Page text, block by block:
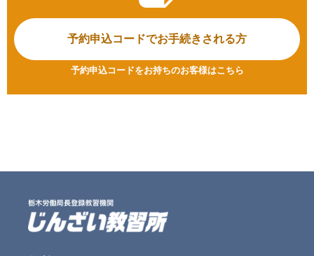
予約申込コードでお手続きされる方
予約申込コードをお持ちのお客様はこちら